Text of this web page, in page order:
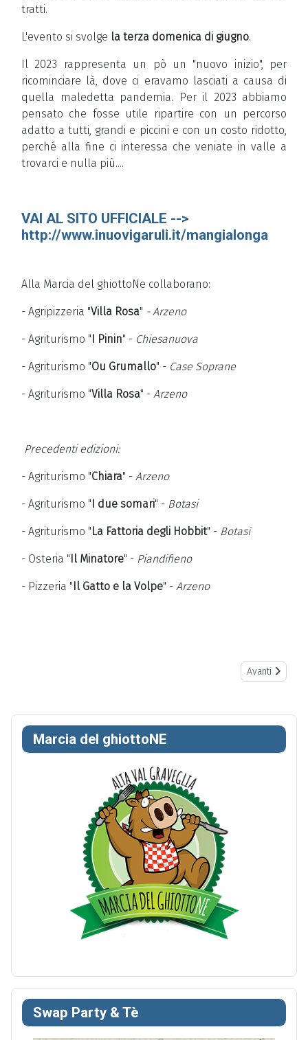
tratti.
L'evento si svolge la terza domenica di giugno.
Il 2023 rappresenta un pò un "nuovo inizio", per
ricominciare là, dove ci eravamo lasciati a causa di
quella maledetta pandemia. Per il 2023 abbiamo
pensato che fosse utile ripartire con un percorso
adatto a tutti, grandi e piccini e con un costo ridotto,
perché alla fine ci interessa che veniate in valle a
trovarci e nulla più....
VAI AL SITO UFFICIALE -->
http://www.inuovigaruli.it/mangialonga
Alla Marcia del ghiottoNe collaborano:
- Agripizzeria "Villa Rosa" - Arzeno
- Agriturismo "I Pinin" - Chiesanuova
- Agriturismo "Ou Grumallo" - Case Soprane
- Agriturismo "Villa Rosa" - Arzeno
Precedenti edizioni:
- Agriturismo "Chiara" - Arzeno
- Agriturismo "I due somari" - Botasi
- Agriturismo "La Fattoria degli Hobbit" - Botasi
- Osteria "Il Minatore" - Piandifieno
- Pizzeria "Il Gatto e la Volpe" - Arzeno
Next article:
Avanti
Marcia del ghiottoNE
Swap Party & Tè